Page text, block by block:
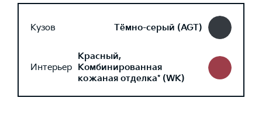
Кузов Тёмно-серый (AGT)
Интерьер
Красный,
Комбинированная
кожаная отделка* (WK)